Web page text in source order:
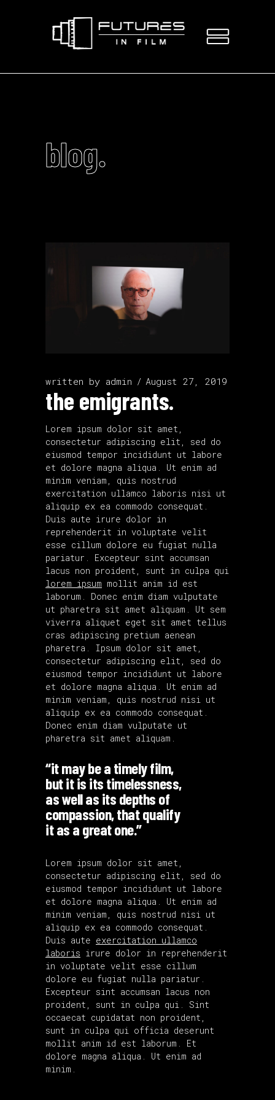
blog.
written by admin August 27, 2019
the emigrants.
Lorem ipsum dolor sit amet,
consectetur adipiscing elit, sed do
eiusmod tempor incididunt ut labore
et dolore magna aliqua. Ut enim ad
minim veniam, quis nostrud
exercitation ullamco laboris nisi ut
aliquip ex ea commodo consequat.
Duis aute irure dolor in
reprehenderit in voluptate velit
esse cillum dolore eu fugiat nulla
pariatur. Excepteur sint accumsan
lacus non proident, sunt in culpa qui
lorem ipsum mollit anim id est
laborum. Donec enim diam vulputate
ut pharetra sit amet aliquam. Ut sem
viverra aliquet eget sit amet tellus
cras adipiscing pretium aenean
pharetra. Ipsum dolor sit amet,
consectetur adipiscing elit, sed do
eiusmod tempor incididunt ut labore
et dolore magna aliqua. Ut enim ad
minim veniam, quis nostrud nisi ut
aliquip ex ea commodo consequat.
Donec enim diam vulputate ut
pharetra sit amet aliquam.
“it may be a timely film,
but it is its timelessness,
as well as its depths of
compassion, that qualify
it as a great one.”
Lorem ipsum dolor sit amet,
consectetur adipiscing elit, sed do
eiusmod tempor incididunt ut labore
et dolore magna aliqua. Ut enim ad
minim veniam, quis nostrud nisi ut
aliquip ex ea commodo consequat.
Duis aute exercitation ullamco
laboris irure dolor in reprehenderit
in voluptate velit esse cillum
dolore eu fugiat nulla pariatur.
Excepteur sint accumsan lacus non
proident, sunt in culpa qui. Sint
occaecat cupidatat non proident,
sunt in culpa qui officia deserunt
mollit anim id est laborum. Et
dolore magna aliqua. Ut enim ad
minim.